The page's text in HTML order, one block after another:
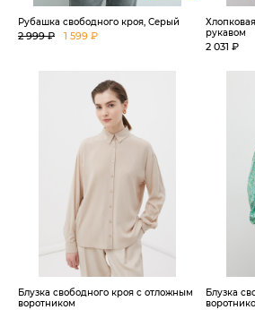
Рубашка свободного кроя, Серый
2 999 ₽ 1 599 ₽
рукавом
2 031 ₽
Блузка свободного кроя с отложным
воротником
Блузка